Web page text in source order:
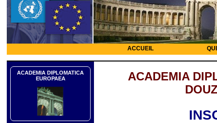
ACCUEIL
ACADEMIA DIPLOMATICA
EUROPAEA
ACADEMIA